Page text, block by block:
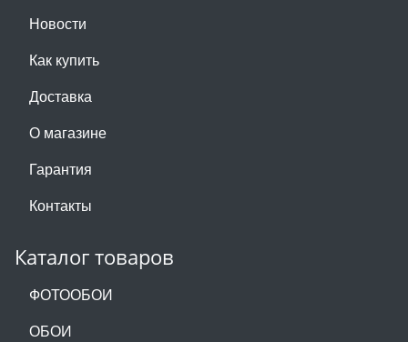
Новости
Как купить
Доставка
О магазине
Гарантия
Контакты
Каталог товаров
ФОТООБОИ
ОБОИ